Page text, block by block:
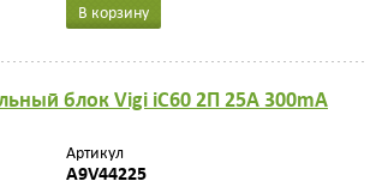
В корзину
блок Vigi iC60 2П 25A 300mA
Артикул
A9V44225